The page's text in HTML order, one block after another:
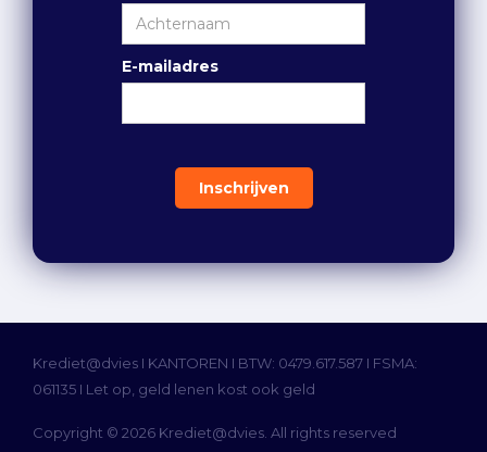
E-mailadres
Krediet@dvies I KANTOREN I BTW: 0479.617.587 I FSMA:
061135 I Let op, geld lenen kost ook geld
Copyright © 2026 Krediet@dvies. All rights reserved